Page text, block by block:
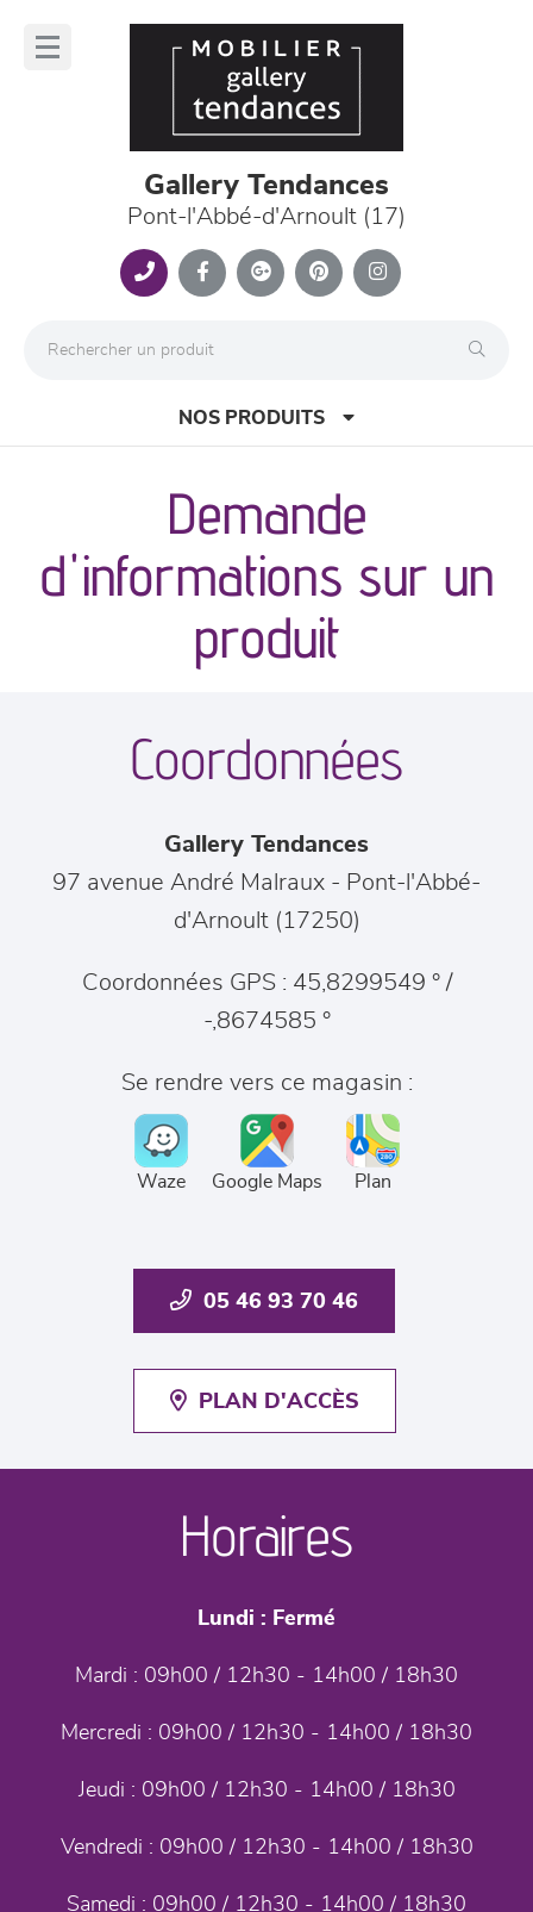
Gallery Tendances
Pont-l'Abbé-d'Arnoult (17)
NOS PRODUITS
canapés et fauteuils
séjours
meubles de complément
chambres et dressing
décoration
Demande
d'informations sur un
produit
Coordonnées
Gallery Tendances
97 avenue André Malraux - Pont-l'Abbé-
d'Arnoult(17250)
Coordonnées GPS : 45,8299549 ° /
-,8674585 °
Se rendre vers ce magasin :
Waze Google Maps Plan
05 46 93 70 46
PLAN D'ACCÈS
Horaires
Lundi : Fermé
Mardi : 09h00 / 12h30 - 14h00 / 18h30
Mercredi : 09h00 / 12h30 - 14h00 / 18h30
Jeudi : 09h00 / 12h30 - 14h00 / 18h30
Vendredi : 09h00 / 12h30 - 14h00 / 18h30
Samedi : 09h00 / 12h30 - 14h00 / 18h30